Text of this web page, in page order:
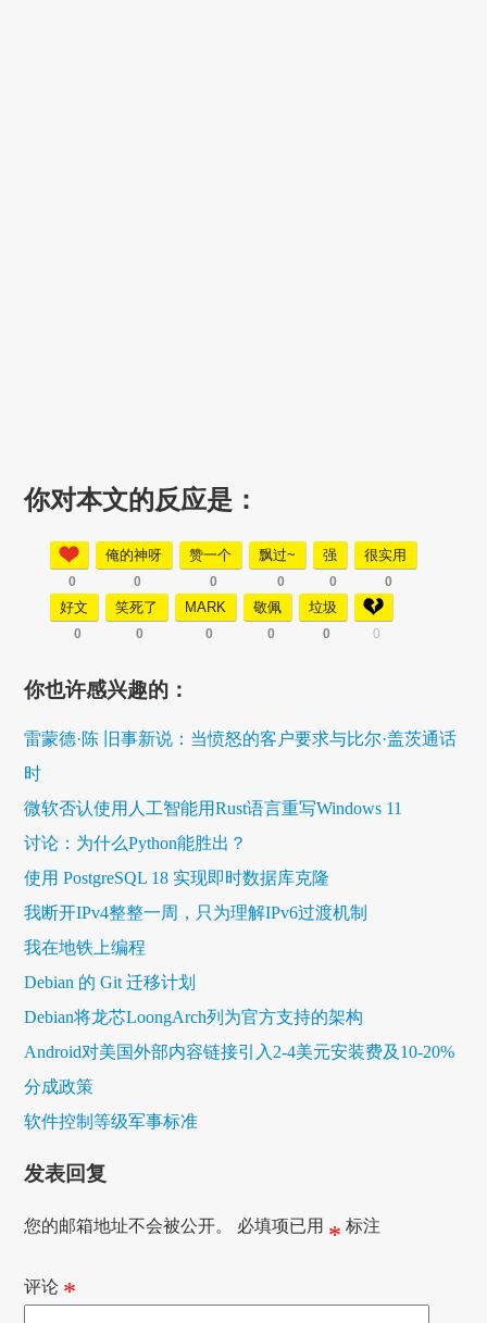
你对本文的反应是：
0
俺的神呀
0
赞一个
0
飘过~
0
强
0
很实用
0
好文
0
笑死了
0
MARK
0
敬佩
0
垃圾
0 0
你也许感兴趣的：
雷蒙德·陈 旧事新说：当愤怒的客户要求与比尔·盖茨通话
时
微软否认使用人工智能用Rust语言重写Windows 11
讨论：为什么Python能胜出？
使用 PostgreSQL 18 实现即时数据库克隆
我断开IPv4整整一周，只为理解IPv6过渡机制
我在地铁上编程
Debian 的 Git 迁移计划
Debian将龙芯LoongArch列为官方支持的架构
Android对美国外部内容链接引入2-4美元安装费及10-20%
分成政策
软件控制等级军事标准
发表回复
您的邮箱地址不会被公开。 必填项已用 * 标注
评论 *